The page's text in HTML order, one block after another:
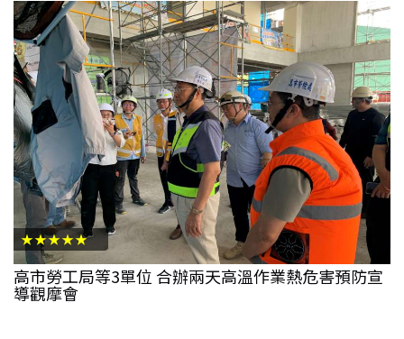
★★★★★
高市勞工局等3單位 合辦兩天高溫作業熱危害預防宣
導觀摩會